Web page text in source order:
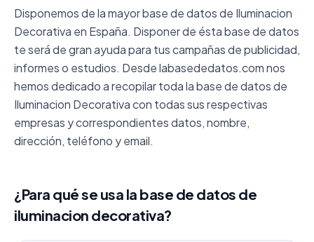
Disponemos de la mayor base de datos de Iluminacion
Decorativa en España. Disponer de ésta base de datos
te será de gran ayuda para tus campañas de publicidad,
informes o estudios. Desde labasededatos.com nos
hemos dedicado a recopilar toda la base de datos de
Iluminacion Decorativa con todas sus respectivas
empresas y correspondientes datos, nombre,
dirección, teléfono y email.
¿Para qué se usa la base de datos de
iluminacion decorativa?